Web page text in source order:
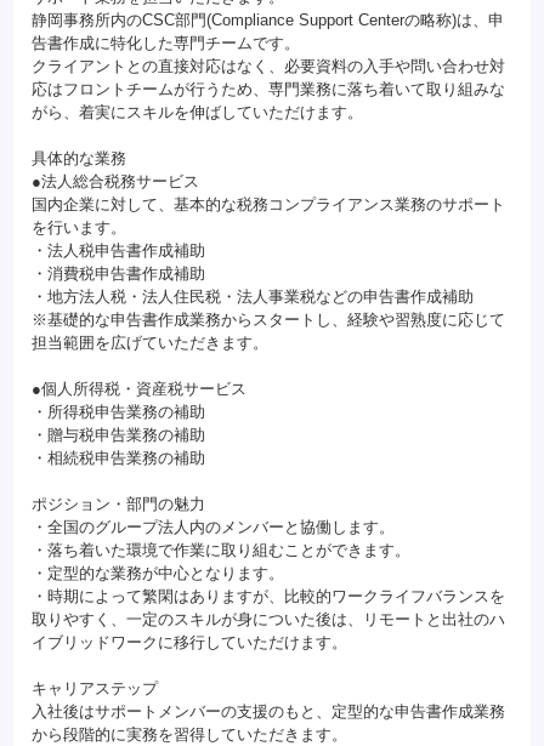
静岡事務所内のCSC部門(Compliance Support Centerの略称)は、申
告書作成に特化した専門チームです。
クライアントとの直接対応はなく、必要資料の入手や問い合わせ対
応はフロントチームが行うため、専門業務に落ち着いて取り組みな
がら、着実にスキルを伸ばしていただけます。
具体的な業務
●法人総合税務サービス
国内企業に対して、基本的な税務コンプライアンス業務のサポート
を行います。
・法人税申告書作成補助
・消費税申告書作成補助
・地方法人税・法人住民税・法人事業税などの申告書作成補助
※基礎的な申告書作成業務からスタートし、経験や習熟度に応じて
担当範囲を広げていただきます。
●個人所得税・資産税サービス
・所得税申告業務の補助
・贈与税申告業務の補助
・相続税申告業務の補助
ポジション・部門の魅力
・全国のグループ法人内のメンバーと協働します。
・落ち着いた環境で作業に取り組むことができます。
・定型的な業務が中心となります。
・時期によって繁閑はありますが、比較的ワークライフバランスを
取りやすく、一定のスキルが身についた後は、リモートと出社のハ
イブリッドワークに移行していただけます。
キャリアステップ
入社後はサポートメンバーの支援のもと、定型的な申告書作成業務
から段階的に実務を習得していただきます。